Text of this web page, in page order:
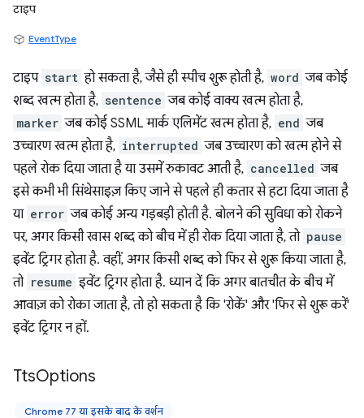
टाइप
EventType
टाइप start हो सकता है, जैसे ही स्पीच शुरू होती है, word जब कोई
शब्द खत्म होता है, sentence जब कोई वाक्य खत्म होता है,
marker जब कोई SSML मार्क एलिमेंट खत्म होता है, end जब
उच्चारण खत्म होता है, interrupted जब उच्चारण को खत्म होने से
पहले रोक दिया जाता है या उसमें रुकावट आती है, cancelled जब
इसे कभी भी सिंथेसाइज़ किए जाने से पहले ही कतार से हटा दिया जाता है
या error जब कोई अन्य गड़बड़ी होती है. बोलने की सुविधा को रोकने
पर, अगर किसी खास शब्द को बीच में ही रोक दिया जाता है, तो pause
इवेंट ट्रिगर होता है. वहीं, अगर किसी शब्द को फिर से शुरू किया जाता है,
तो resume इवेंट ट्रिगर होता है. ध्यान दें कि अगर बातचीत के बीच में
आवाज़ को रोका जाता है, तो हो सकता है कि 'रोकें' और 'फिर से शुरू करें'
इवेंट ट्रिगर न हों.
TtsOptions
Chrome 77 या इसके बाद के वर्शन